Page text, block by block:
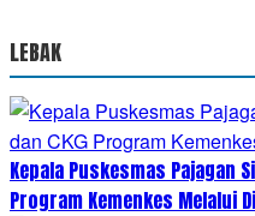
LEBAK
Kepala Puskesmas Pajagan
Program Kemenkes Melalui